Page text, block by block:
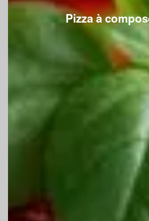
Pizza à